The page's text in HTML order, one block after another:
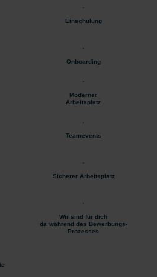
Einschulung
Onboarding
Moderner
Arbeitsplatz
Teamevents
Sicherer Arbeitsplatz
Wir sind für dich
da während des Bewerbungs-
Prozesses